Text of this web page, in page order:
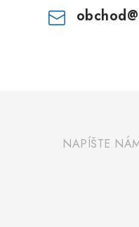
obchod@
NAPÍŠTE